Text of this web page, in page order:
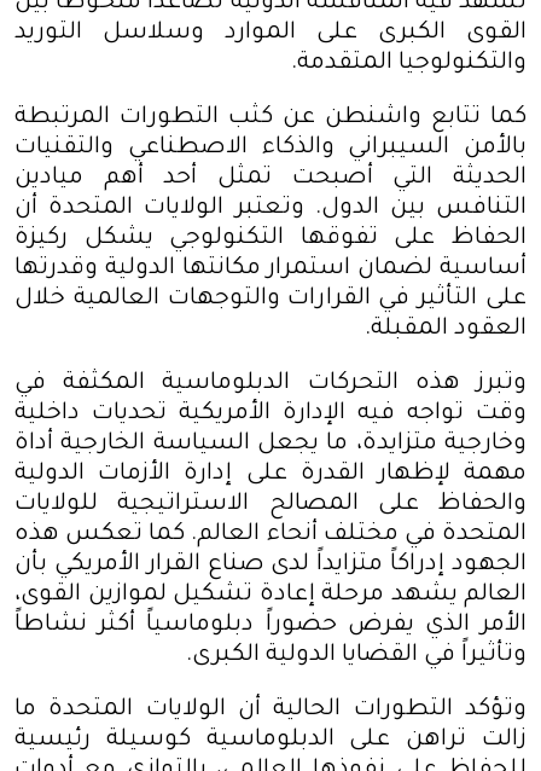
القوى الكبرى على الموارد وسلاسل التوريد
والتكنولوجيا المتقدمة.
كما تتابع واشنطن عن كثب التطورات المرتبطة
بالأمن السيبراني والذكاء الاصطناعي والتقنيات
الحديثة التي أصبحت تمثل أحد أهم ميادين
التنافس بين الدول. وتعتبر الولايات المتحدة أن
الحفاظ على تفوقها التكنولوجي يشكل ركيزة
أساسية لضمان استمرار مكانتها الدولية وقدرتها
على التأثير في القرارات والتوجهات العالمية خلال
العقود المقبلة.
وتبرز هذه التحركات الدبلوماسية المكثفة في
وقت تواجه فيه الإدارة الأمريكية تحديات داخلية
وخارجية متزايدة، ما يجعل السياسة الخارجية أداة
مهمة لإظهار القدرة على إدارة الأزمات الدولية
والحفاظ على المصالح الاستراتيجية للولايات
المتحدة في مختلف أنحاء العالم. كما تعكس هذه
الجهود إدراكاً متزايداً لدى صناع القرار الأمريكي بأن
العالم يشهد مرحلة إعادة تشكيل لموازين القوى،
الأمر الذي يفرض حضوراً دبلوماسياً أكثر نشاطاً
وتأثيراً في القضايا الدولية الكبرى.
وتؤكد التطورات الحالية أن الولايات المتحدة ما
زالت تراهن على الدبلوماسية كوسيلة رئيسية